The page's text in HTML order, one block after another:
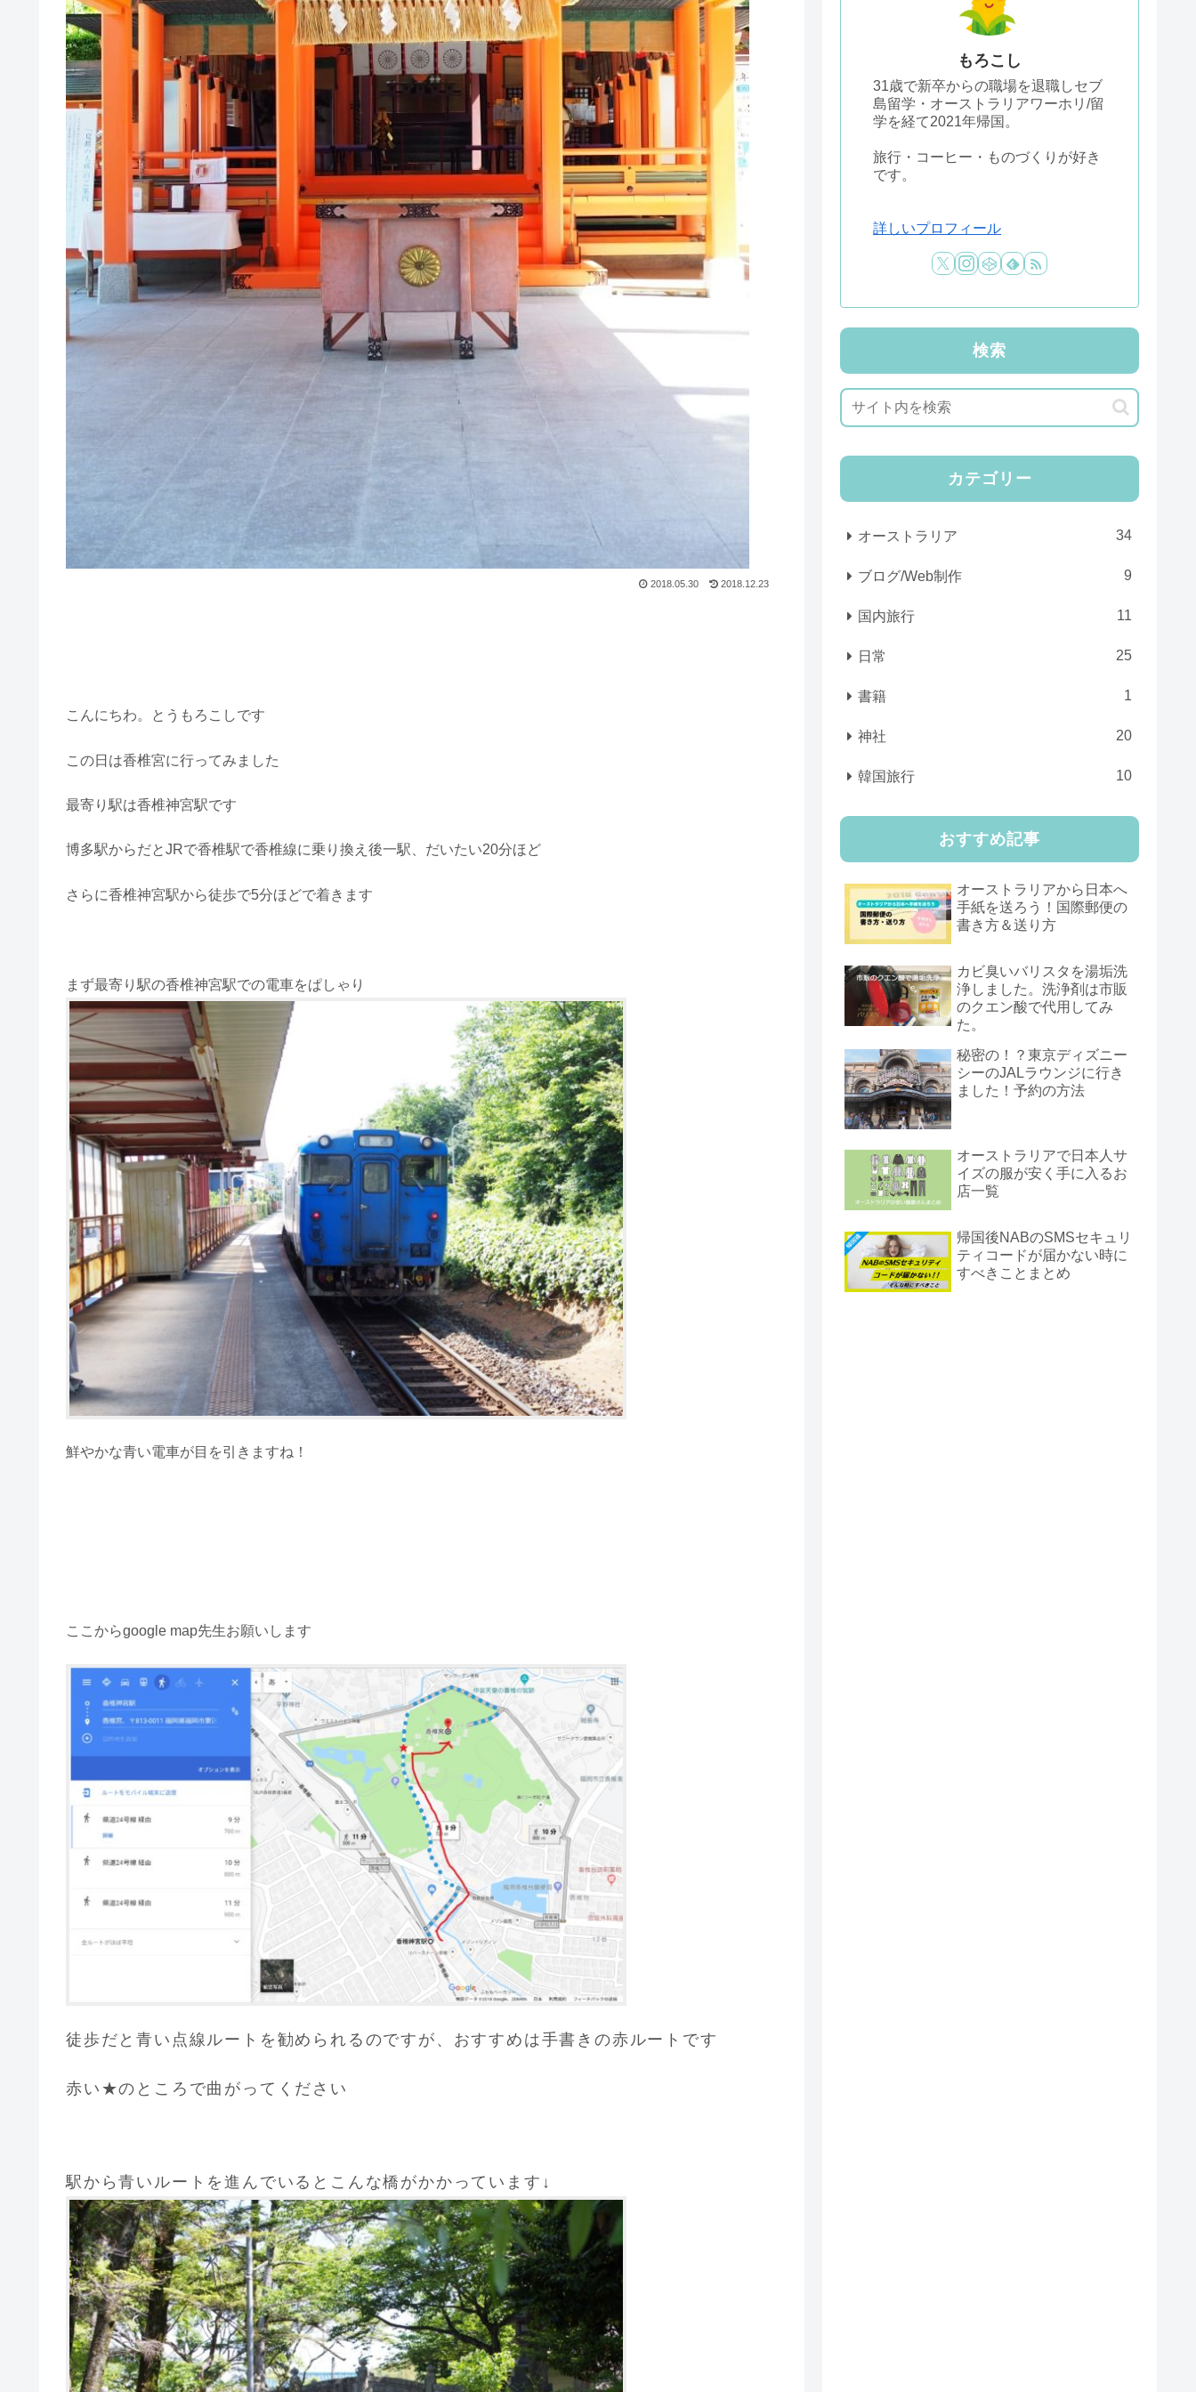
2018.05.30 2018.12.23
こんにちわ。とうもろこしです
この日は香椎宮に行ってみました
最寄り駅は香椎神宮駅です
博多駅からだとJRで香椎駅で香椎線に乗り換え後一駅、だいたい20分ほど
さらに香椎神宮駅から徒歩で5分ほどで着きます
まず最寄り駅の香椎神宮駅での電車をぱしゃり
鮮やかな青い電車が目を引きますね！
ここからgoogle map先生お願いします
徒歩だと青い点線ルートを勧められるのですが、おすすめは手書きの赤ルートです
赤い★のところで曲がってください
駅から青いルートを進んでいるとこんな橋がかかっています↓
もろこし
31歳で新卒からの職場を退職しセブ
島留学・オーストラリアワーホリ/留
学を経て2021年帰国。
旅行・コーヒー・ものづくりが好き
です。
詳しいプロフィール
検索
カテゴリー
オーストラリア 34
ブログ/Web制作 9
国内旅行 11
日常 25
書籍 1
神社 20
韓国旅行 10
おすすめ記事
オーストラリアから日本へ
手紙を送ろう！国際郵便の
書き方＆送り方
カビ臭いバリスタを湯垢洗
浄しました。洗浄剤は市販
のクエン酸で代用してみ
た。
秘密の！？東京ディズニー
シーのJALラウンジに行き
ました！予約の方法
オーストラリアで日本人サ
イズの服が安く手に入るお
店一覧
帰国後NABのSMSセキュリ
ティコードが届かない時に
すべきことまとめ